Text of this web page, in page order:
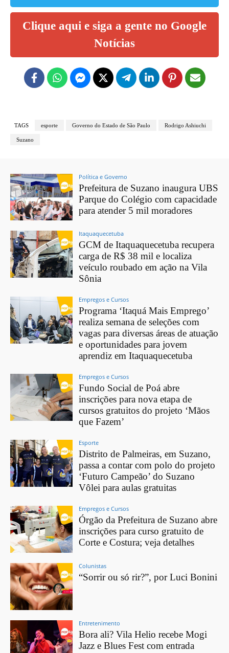
Clique aqui e siga a gente no Google
Notícias
TAGS esporte Governo do Estado de São Paulo Rodrigo Ashiuchi
Suzano
Política e Governo
Prefeitura de Suzano inaugura UBS
Parque do Colégio com capacidade
para atender 5 mil moradores
Itaquaquecetuba
GCM de Itaquaquecetuba recupera
carga de R$ 38 mil e localiza
veículo roubado em ação na Vila
Sônia
Empregos e Cursos
Programa ‘Itaquá Mais Emprego’
realiza semana de seleções com
vagas para diversas áreas de atuação
e oportunidades para jovem
aprendiz em Itaquaquecetuba
Empregos e Cursos
Fundo Social de Poá abre
inscrições para nova etapa de
cursos gratuitos do projeto ‘Mãos
que Fazem’
Esporte
Distrito de Palmeiras, em Suzano,
passa a contar com polo do projeto
‘Futuro Campeão’ do Suzano
Vôlei para aulas gratuitas
Empregos e Cursos
Órgão da Prefeitura de Suzano abre
inscrições para curso gratuito de
Corte e Costura; veja detalhes
Colunistas
“Sorrir ou só rir?”, por Luci Bonini
Entretenimento
Bora ali? Vila Helio recebe Mogi
Jazz e Blues Fest com entrada